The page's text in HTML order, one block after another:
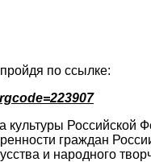
по ссылке:
культуры Российской
граждан
и народного